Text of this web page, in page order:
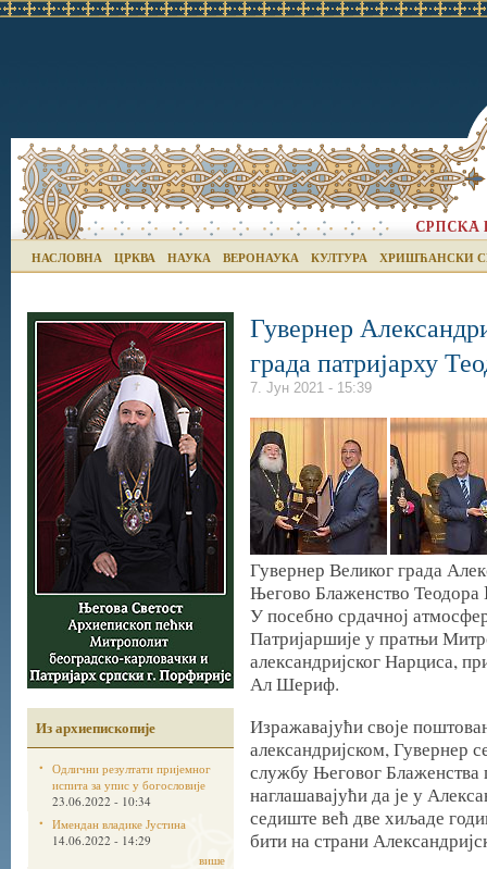
НАСЛОВНА ЦРКВА НАУКА ВЕРОНАУКА КУЛТУРА ХРИШЋАНСКИ
Из архиепископије
Одлични резултати пријемног
испита за упис у богословије
23.06.2022 - 10:34
Имендан владике Јустина
14.06.2022 - 14:29
више
Гувернер
града патријарху
7. Јун 2021 - 15:39
Гувернер Великог града
Његово Блаженство Теодора
У посебно срдачној
Патријаршије у пратњи
александријског Нарциса,
Ал Шериф.
Изражавајући своје
александријском, Гувернер
службу Његовог Блаженства
наглашавајући да је у
седиште већ две хиљаде
бити на страни